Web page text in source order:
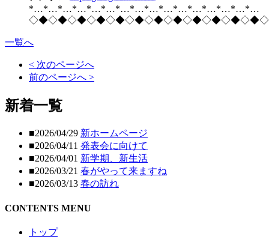
*…*…*…*…*…*…*…*…*…*…*…*…*…*…*…*…
一覧へ
< 次のページへ
前のページへ >
新着一覧
■2026/04/29 新ホームページ
■2026/04/11 発表会に向けて
■2026/04/01 新学期、新生活
■2026/03/21 春がやって来ますね
■2026/03/13 春の訪れ
CONTENTS MENU
トップ